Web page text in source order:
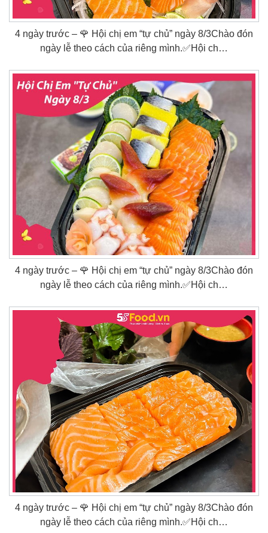
4 ngày trước – 🌹 Hội chị em “tự chủ” ngày 8/3Chào đón
ngày lễ theo cách của riêng mình.✅Hội ch…
4 ngày trước – 🌹 Hội chị em “tự chủ” ngày 8/3Chào đón
ngày lễ theo cách của riêng mình.✅Hội ch…
4 ngày trước – 🌹 Hội chị em “tự chủ” ngày 8/3Chào đón
ngày lễ theo cách của riêng mình.✅Hội ch…